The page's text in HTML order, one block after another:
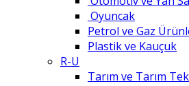
Oyuncak
Petrol ve Gaz
Plastik ve Kauçuk
R-U
Tarım ve Tarım